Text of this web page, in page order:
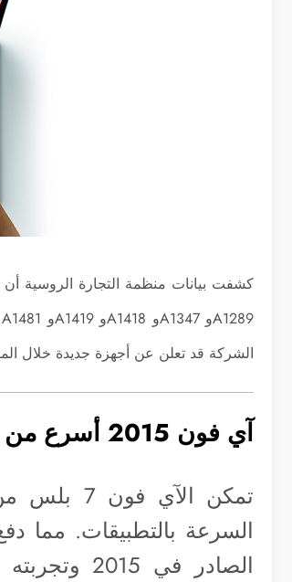
كشفت بيانات منظمة التجارة الروسية
الشركة قد تعلن عن أجهزة جديدة خلال
آي فون 2015 أسرع من S8 الصادر في 2017
تمكن
الصادر في